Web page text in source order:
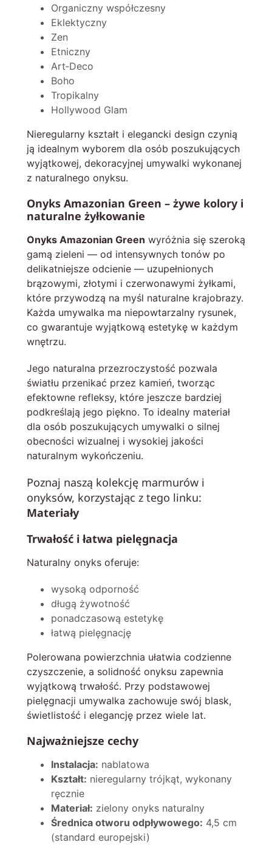
Organiczny współczesny
Eklektyczny
Zen
Etniczny
Art‑Deco
Boho
Tropikalny
Hollywood Glam
Nieregularny kształt i elegancki design czynią
ją idealnym wyborem dla osób poszukujących
wyjątkowej, dekoracyjnej umywalki wykonanej
z naturalnego onyksu.
Onyks Amazonian Green – żywe kolory i
naturalne żyłkowanie
Onyks Amazonian Green wyróżnia się szeroką
gamą zieleni — od intensywnych tonów po
delikatniejsze odcienie — uzupełnionych
brązowymi, złotymi i czerwonawymi żyłkami,
które przywodzą na myśl naturalne krajobrazy.
Każda umywalka ma niepowtarzalny rysunek,
co gwarantuje wyjątkową estetykę w każdym
wnętrzu.
Jego naturalna przezroczystość pozwala
światłu przenikać przez kamień, tworząc
efektowne refleksy, które jeszcze bardziej
podkreślają jego piękno. To idealny materiał
dla osób poszukujących umywalki o silnej
obecności wizualnej i wysokiej jakości
naturalnym wykończeniu.
Poznaj naszą kolekcję marmurów i
onyksów, korzystając z tego linku:
Materiały
Trwałość i łatwa pielęgnacja
Naturalny onyks oferuje:
wysoką odporność
długą żywotność
ponadczasową estetykę
łatwą pielęgnację
Polerowana powierzchnia ułatwia codzienne
czyszczenie, a solidność onyksu zapewnia
wyjątkową trwałość. Przy podstawowej
pielęgnacji umywalka zachowuje swój blask,
świetlistość i elegancję przez wiele lat.
Najważniejsze cechy
Instalacja: nablatowa
Kształt: nieregularny trójkąt, wykonany
ręcznie
Materiał: zielony onyks naturalny
Średnica otworu odpływowego: 4,5 cm
(standard europejski)